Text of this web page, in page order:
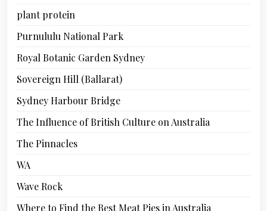
plant protein
Purnululu National Park
Royal Botanic Garden Sydney
Sovereign Hill (Ballarat)
Sydney Harbour Bridge
The Influence of British Culture on Australia
The Pinnacles
WA
Wave Rock
Where to Find the Best Meat Pies in Australia